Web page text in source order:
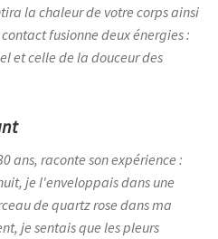
la chaleur de votre corps ainsi
fusionne deux énergies :
et celle de la douceur des
ans, raconte son expérience :
je l'enveloppais dans une
de quartz rose dans ma
je sentais que les pleurs